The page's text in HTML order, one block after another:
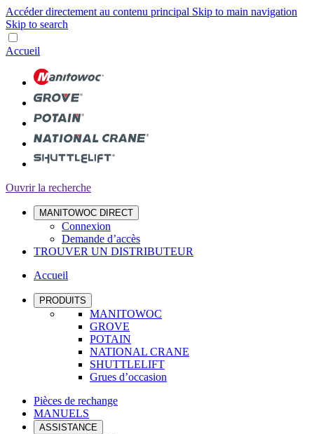
Accéder directement au contenu principal Skip to main navigation
Skip to search
Accueil
Ouvrir la recherche
MANITOWOC DIRECT
Connexion
Demande d’accès
TROUVER UN DISTRIBUTEUR
Accueil
PRODUITS
MANITOWOC
GROVE
POTAIN
NATIONAL CRANE
SHUTTLELIFT
Grues d’occasion
Pièces de rechange
MANUELS
ASSISTANCE